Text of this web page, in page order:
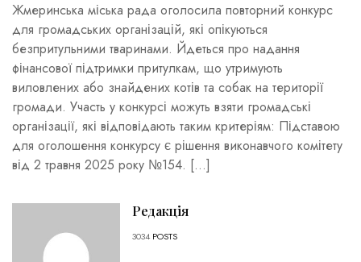
Жмеринська міська рада оголосила повторний конкурс
для громадських організацій, які опікуються
безпритульними тваринами. Йдеться про надання
фінансової підтримки притулкам, що утримують
виловлених або знайдених котів та собак на території
громади. Участь у конкурсі можуть взяти громадські
організації, які відповідають таким критеріям: Підставою
для оголошення конкурсу є рішення виконавчого комітету
від 2 травня 2025 року №154. […]
Редакція
3034 POSTS